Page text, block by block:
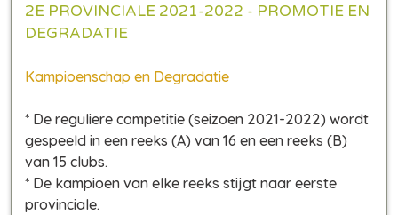
2E PROVINCIALE 2021-2022 - PROMOTIE EN
DEGRADATIE
Kampioenschap en Degradatie
* De reguliere competitie (seizoen 2021-2022) wordt
gespeeld in een reeks (A) van 16 en een reeks (B)
van 15 clubs.
* De kampioen van elke reeks stijgt naar eerste
provinciale.